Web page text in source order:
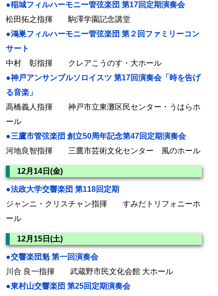
●稲城フィルハーモニー管弦楽団 第17回定期演奏会
松田拓之指揮 駒澤学園記念講堂
●鴻巣フィルハーモニー管弦楽団 第２回ファミリーコン
サート
中村 彰指揮 クレアこうのす・大ホール
●神戸アンサンブルソロイスツ 第17回演奏会「時を告げ
る音楽」
高橋義人指揮 神戸市立東灘区民センター・うはらホ
ール
●三鷹市管弦楽団 創立50周年記念第47回定期演奏会
河地良智指揮 三鷹市芸術文化センター 風のホール
12月14日(金)
●法政大学交響楽団 第118回定期
ジャンニ・クリスチャン指揮 すみだトリフォニーホ
ール
12月15日(土)
●交響楽団魁 第一回演奏会
川合 良一指揮 武蔵野市民文化会館 大ホール
●東村山交響楽団 第25回定期演奏会